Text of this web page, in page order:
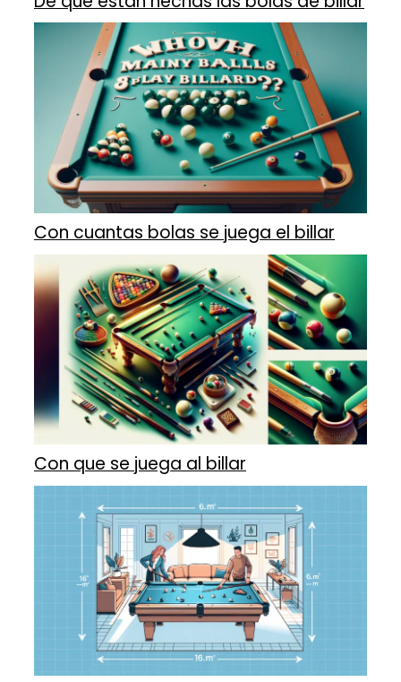
Con cuantas bolas se juega el billar
Con que se juega al billar